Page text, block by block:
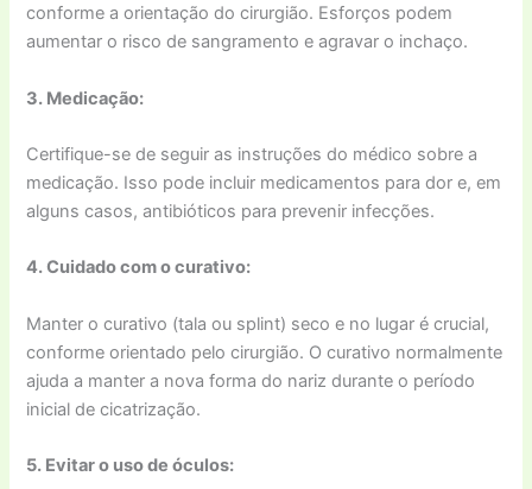
conforme a orientação do cirurgião. Esforços podem
aumentar o risco de sangramento e agravar o inchaço.
3. Medicação:
Certifique-se de seguir as instruções do médico sobre a
medicação. Isso pode incluir medicamentos para dor e, em
alguns casos, antibióticos para prevenir infecções.
4. Cuidado com o curativo:
Manter o curativo (tala ou splint) seco e no lugar é crucial,
conforme orientado pelo cirurgião. O curativo normalmente
ajuda a manter a nova forma do nariz durante o período
inicial de cicatrização.
5. Evitar o uso de óculos: